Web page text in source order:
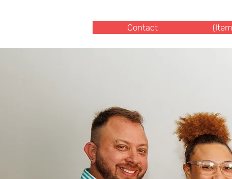
Contact